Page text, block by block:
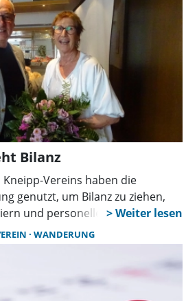
Bilanz
Vereins haben die
genutzt, um Bilanz zu ziehen,
und personelle Weichen zu
und Berichten standen auch
auf 2026 im Mittelpunkt.
WANDERUNG